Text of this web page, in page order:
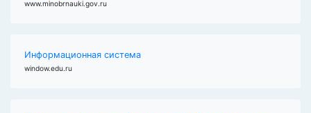
www.minobrnauki.gov.ru
Информационная система
window.edu.ru